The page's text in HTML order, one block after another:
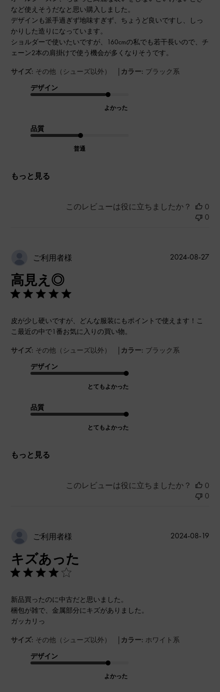
など使えそうだなと思い購入しました。
デザインも派手過ぎず地味すぎず、ちょうど良いですし、しっ
かりした造りになっています。
ショルダーで使いたいですが、160cmの私でも若干長いので、チ
ェーン2本の肩掛けで使う機会が多くなりそうです。
サイズ: その他（シューズ以外） | カラー: ブラック系
デザイン
よかった
品質
普通
もっと見る
このレビューは役に立ちましたか？
0
0
ご利用者様
高見え◎
皮が少し硬いですが、どんな服装にもポイントで使えます！こ
こ最近の中で1番お気に入りの買い物。
サイズ: その他（シューズ以外） | カラー: ブラック系
デザイン
とてもよかった
品質
とてもよかった
もっと見る
公
2024-08-27
このレビューは役に立ちましたか？
0
0
ご利用者様
キズあった
新品買ったのに中古だと思いました。
梱包が雑で、金属部分にキズがありました。
ガッカリっ
サイズ: その他（シューズ以外） | カラー: ホワイト系
デザイン
よかった
公
2024-08-19